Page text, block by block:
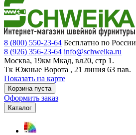
8 (800) 550-23-64 Бесплатно по России
8 (926) 356-23-64 info@schweika.ru
Москва, 19км Мкад, вл20, стр 1.
Тк Южные Ворота , 21 линия 63 пав.
Показать на карте
Корзина пуста
Оформить заказ
Каталог